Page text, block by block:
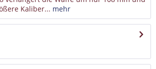
Kaliber... mehr